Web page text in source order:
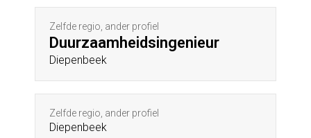
Zelfde regio, ander profiel
Duurzaamheidsingenieur
Diepenbeek
Zelfde regio, ander profiel
Diepenbeek